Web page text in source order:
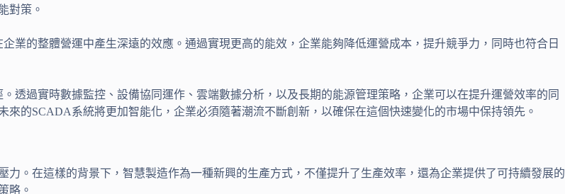
對策。
業的整體營運中產生深遠的效應。通過實現更高的能效，企業能夠降低運營成本，提升競爭力，同時也符合日
透過實時數據監控、設備協同運作、雲端數據分析，以及長期的能源管理策略，企業可以在提升運營效率的同
的SCADA系統將更加智能化，企業必須隨著潮流不斷創新，以確保在這個快速變化的市場中保持領先。
。在這樣的背景下，智慧製造作為一種新興的生產方式，不僅提升了生產效率，還為企業提供了可持續發展的
略。